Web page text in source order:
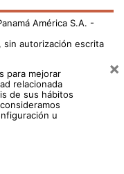
América S.A. -
sin autorización escrita
para mejorar
relacionada
de sus hábitos
u
×